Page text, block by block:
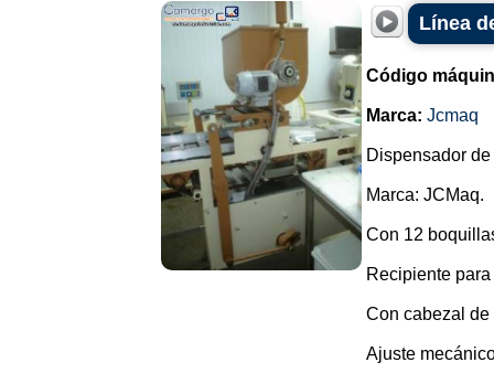
Línea
Código
Marca: Jcmaq
Dispensador
Marca: JCMaq.
Con 12
Recipiente
Con cabezal
Ajuste